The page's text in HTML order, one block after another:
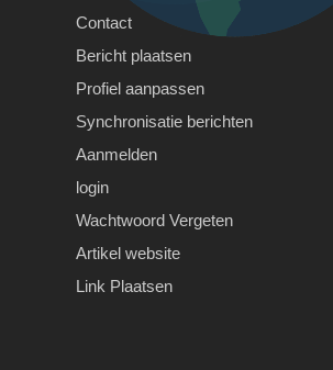
Contact
Bericht plaatsen
Profiel aanpassen
Synchronisatie berichten
Aanmelden
login
Wachtwoord Vergeten
Artikel website
Link Plaatsen